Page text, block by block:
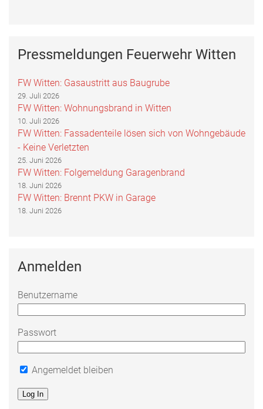
Pressmeldungen Feuerwehr Witten
FW Witten: Gasaustritt aus Baugrube
29. Juli 2026
FW Witten: Wohnungsbrand in Witten
10. Juli 2026
FW Witten: Fassadenteile lösen sich von Wohngebäude
- Keine Verletzten
25. Juni 2026
FW Witten: Folgemeldung Garagenbrand
18. Juni 2026
FW Witten: Brennt PKW in Garage
18. Juni 2026
Anmelden
Benutzername
Passwort
Angemeldet bleiben